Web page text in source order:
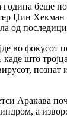
година беше
Џин Хекман
од
во фокусот
што
познат
Аракава
а